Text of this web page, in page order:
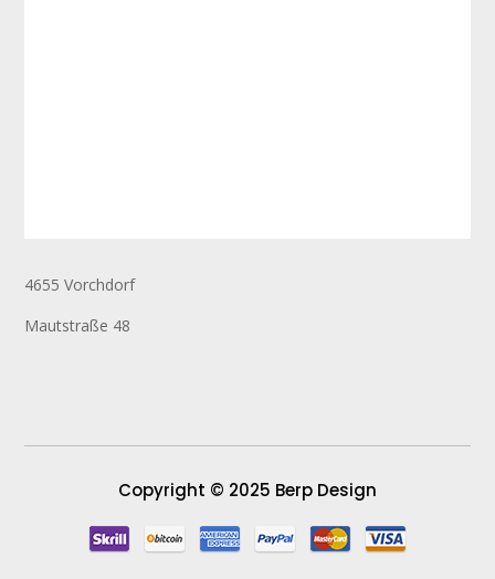
4655 Vorchdorf
Mautstraße 48
Copyright © 2025 Berp Design